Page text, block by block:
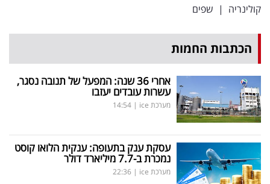
קולינריה | שפים
הכתבות החמות
אחרי 36 שנה: המפעל של תנובה נסגר,
עשרות עובדים יעזבו
מערכת ice |
14:54
עסקת ענק בתעופה: ענקית הלואו קוסט
נמכרת ב-7.7 מיליארד דולר
מערכת ice |
22:36